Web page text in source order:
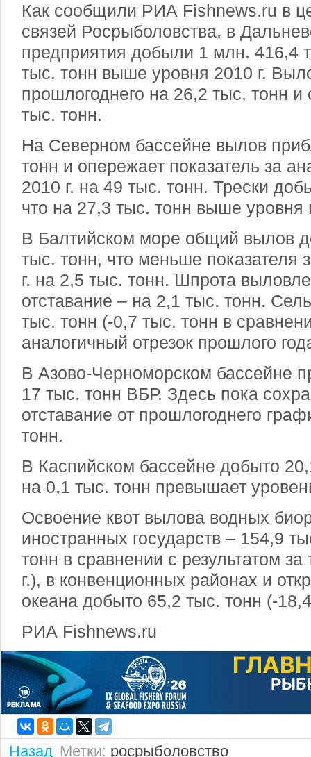
Как сообщили РИА Fishnews.ru в
связей Росрыболовства, в
предприятия добыли 1 млн. 416,4
тыс. тонн выше уровня 2010 г.
прошлогоднего на 26,2 тыс. тонн и
тыс. тонн.
На Северном бассейне вылов
тонн и опережает показатель за
2010 г. на 49 тыс. тонн. Трески
что на 27,3 тыс. тонн выше уровня
В Балтийском море общий вылов
тыс. тонн, что меньше показателя
г. на 2,5 тыс. тонн. Шпрота
отставание – на 2,1 тыс. тонн.
тыс. тонн (-0,7 тыс. тонн в
аналогичный отрезок прошлого
В Азово-Черноморском бассейне
17 тыс. тонн ВБР. Здесь пока
отставание от прошлогоднего
тонн.
В Каспийском бассейне добыто
на 0,1 тыс. тонн превышает
Освоение квот вылова водных
иностранных государств – 154,9
тонн в сравнении с результатом
г.), в конвенционных районах и
океана добыто 65,2 тыс. тонн (-
РИА Fishnews.ru
Назад Метки: росрыболовство